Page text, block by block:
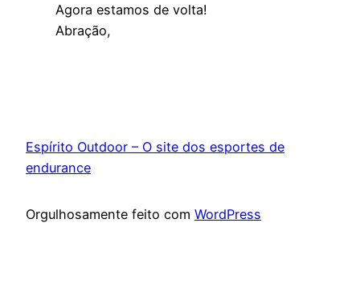
Agora estamos de volta!
Abração,
Espírito Outdoor – O site dos esportes de
endurance
Orgulhosamente feito com WordPress